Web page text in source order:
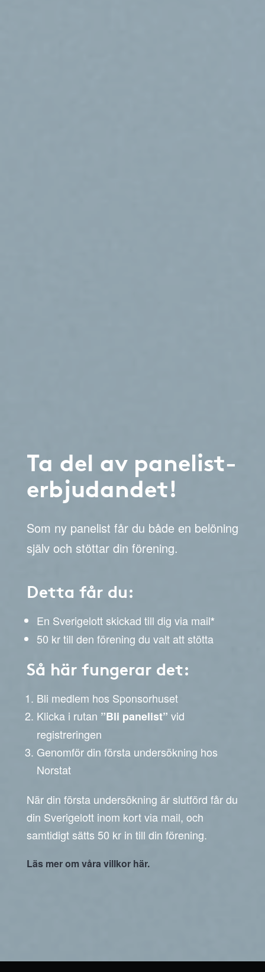
Ta del av panelist-
erbjudandet!
Som ny panelist får du både en belöning
själv och stöttar din förening.
Detta får du:
En Sverigelott skickad till dig via mail*
50 kr till den förening du valt att stötta
Så här fungerar det:
Bli medlem hos Sponsorhuset
Klicka i rutan ”Bli panelist” vid
registreringen
Genomför din första undersökning hos
Norstat
När din första undersökning är slutförd får du
din Sverigelott inom kort via mail, och
samtidigt sätts 50 kr in till din förening.
Läs mer om våra villkor här.